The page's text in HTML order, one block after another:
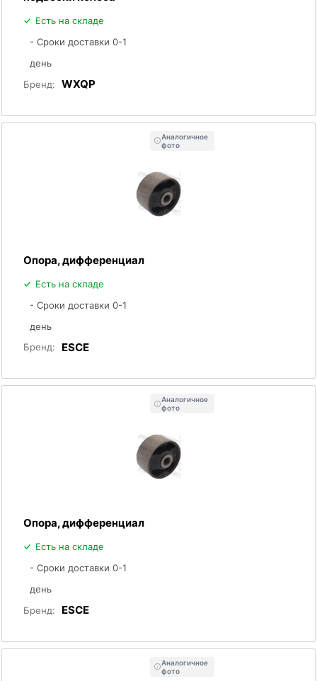
Есть на складе
- Сроки доставки 0-1
день
Бренд:
WXQP
Аналогичное
фото
Опора, дифференциал
Есть на складе
- Сроки доставки 0-1
день
Бренд:
ESCE
Аналогичное
фото
Опора, дифференциал
Есть на складе
- Сроки доставки 0-1
день
Бренд:
ESCE
Аналогичное
фото